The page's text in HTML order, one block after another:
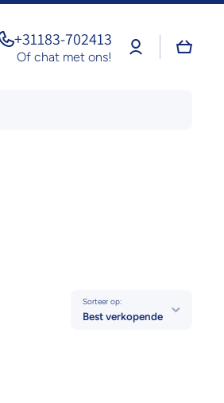
+31183-702413
Of chat met ons!
Log
in
Sorteer op:
Best verkopende